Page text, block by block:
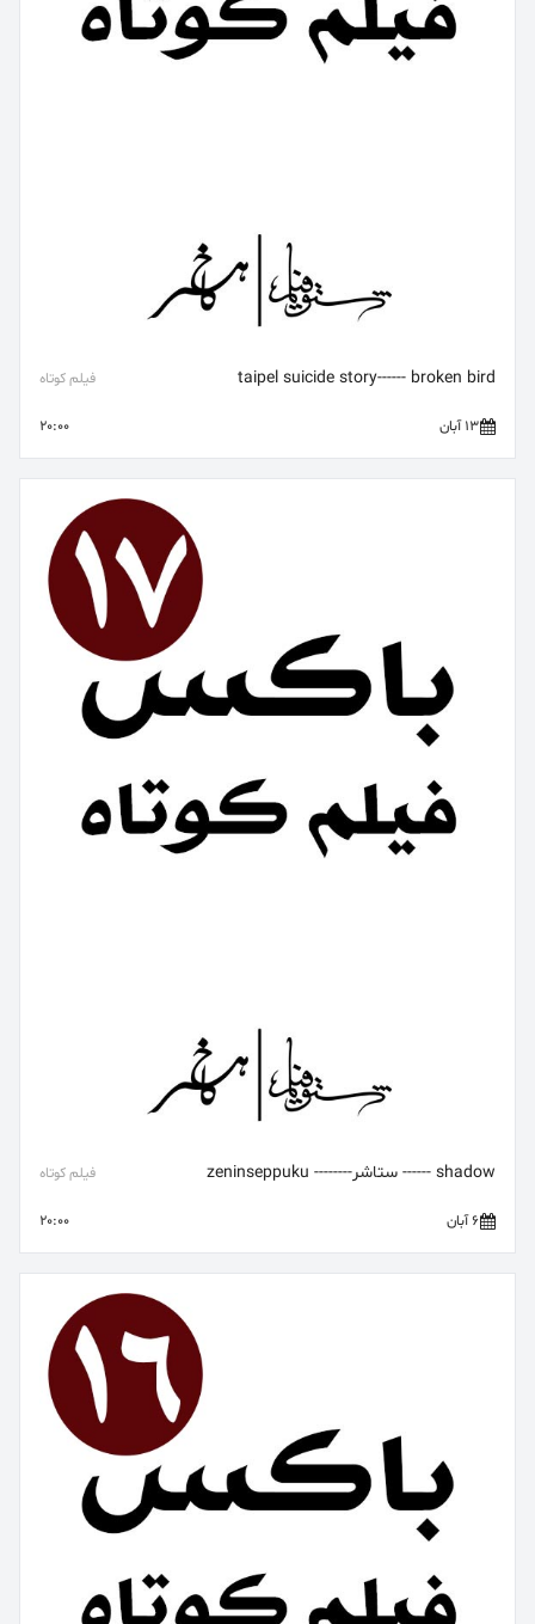
taipel suicide story------ broken bird فیلم کوتاه
13 آبان 20:00
shadow ------ ستاشر-------- zeninseppuku فیلم کوتاه
6 آبان 20:00